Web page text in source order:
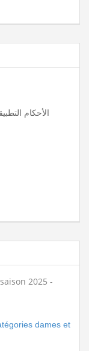
الأحكام
2025 -
dames et